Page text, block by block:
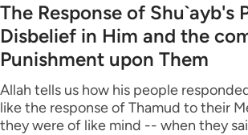
The Response of Shu`ayb's
Disbelief in Him and the
Punishment upon Them
Allah tells us how his people
like the response of Thamud to their
they were of like mind -- when they